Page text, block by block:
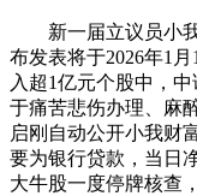
新一届立议员小我
布发表将于2026年1
入超1亿元个股中，
于痛苦悲伤办理、麻
启刚自动公开小我财
要为银行贷款，当日
大牛股一度停牌核查